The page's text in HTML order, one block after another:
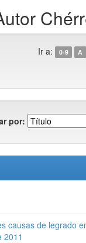
Ir a: 0-9 A
por:
causas de legrado
2011